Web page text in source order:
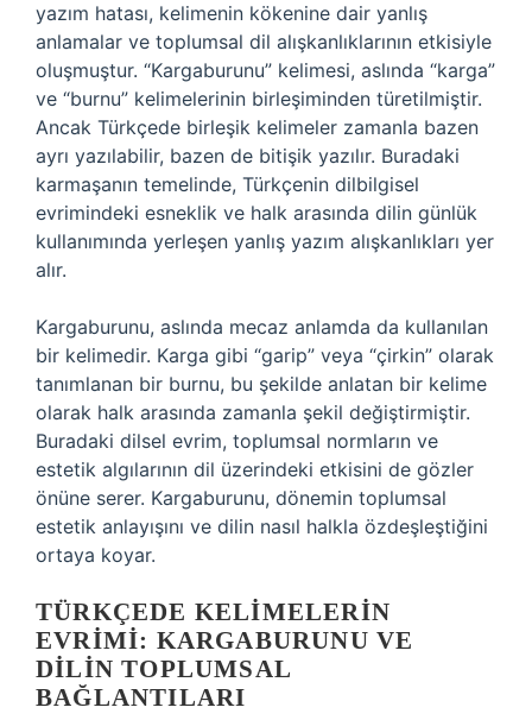
yazım hatası, kelimenin kökenine dair yanlış
anlamalar ve toplumsal dil alışkanlıklarının etkisiyle
oluşmuştur. “Kargaburunu” kelimesi, aslında “karga”
ve “burnu” kelimelerinin birleşiminden türetilmiştir.
Ancak Türkçede birleşik kelimeler zamanla bazen
ayrı yazılabilir, bazen de bitişik yazılır. Buradaki
karmaşanın temelinde, Türkçenin dilbilgisel
evrimindeki esneklik ve halk arasında dilin günlük
kullanımında yerleşen yanlış yazım alışkanlıkları yer
alır.
Kargaburunu, aslında mecaz anlamda da kullanılan
bir kelimedir. Karga gibi “garip” veya “çirkin” olarak
tanımlanan bir burnu, bu şekilde anlatan bir kelime
olarak halk arasında zamanla şekil değiştirmiştir.
Buradaki dilsel evrim, toplumsal normların ve
estetik algılarının dil üzerindeki etkisini de gözler
önüne serer. Kargaburunu, dönemin toplumsal
estetik anlayışını ve dilin nasıl halkla özdeşleştiğini
ortaya koyar.
TÜRKÇEDE KELIMELERIN
EVRIMI: KARGABURUNU VE
DILIN TOPLUMSAL
BAĞLANTILARI